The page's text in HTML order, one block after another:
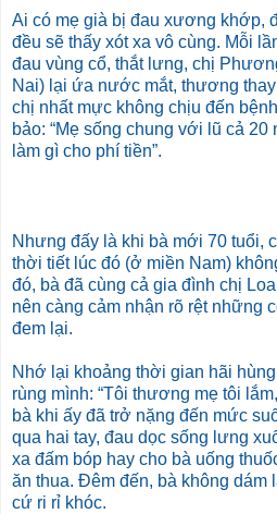
Ai có mẹ già bị đau xương khớp,
đều sẽ thấy xót xa vô cùng. Mỗi
đau vùng cổ, thắt lưng, chị
Nai) lại ứa nước mắt, thương
chị nhất mực không chịu đến
bảo: “Mẹ sống chung với lũ cả
làm gì cho phí tiền”.
Nhưng đấy là khi bà mới 70 tuổi,
thời tiết lúc đó (ở miền Nam)
đó, bà đã cùng cả gia đình chị
nên càng cảm nhận rõ rệt những
đem lại.
Nhớ lại khoảng thời gian hãi
rùng mình: “Tôi thương mẹ tôi
bà khi ấy đã trở nặng đến mức
qua hai tay, đau dọc sống lưng
xa đấm bóp hay cho bà uống
ăn thua. Đêm đến, bà không dám
cứ ri rỉ khóc.